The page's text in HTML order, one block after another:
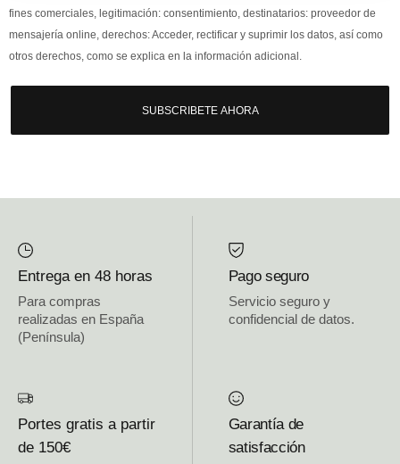
fines comerciales, legitimación: consentimiento, destinatarios: proveedor de
mensajería online, derechos: Acceder, rectificar y suprimir los datos, así como
otros derechos, como se explica en la información adicional.
SUBSCRIBETE AHORA
Entrega en 48 horas
Para compras
realizadas en España
(Península)
Pago seguro
Servicio seguro y
confidencial de datos.
Portes gratis a partir
de 150€
Garantía de
satisfacción